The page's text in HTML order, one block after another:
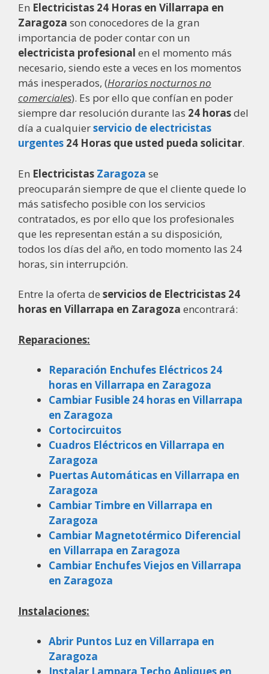
En Electricistas 24 Horas en Villarrapa en
Zaragoza son conocedores de la gran
importancia de poder contar con un
electricista profesional en el momento más
necesario, siendo este a veces en los momentos
más inesperados, (Horarios nocturnos no
comerciales). Es por ello que confían en poder
siempre dar resolución durante las 24 horasdel
día a cualquierservicio de electricistas
urgentes 24 Horas que usted pueda solicitar.
En Electricistas Zaragoza se
preocuparán siempre de que el cliente quede lo
más satisfecho posible con los servicios
contratados, es por ello que los profesionales
que les representan están a su disposición,
todos los días del año, en todo momento las 24
horas, sin interrupción.
Entre la oferta de servicios de Electricistas 24
horas en Villarrapa en Zaragoza encontrará:
Reparaciones:
Reparación Enchufes Eléctricos 24
horas en Villarrapa en Zaragoza
Cambiar Fusible 24 horas en Villarrapa
en Zaragoza
Cortocircuitos
Cuadros Eléctricos en Villarrapa en
Zaragoza
Puertas Automáticas en Villarrapa en
Zaragoza
Cambiar Timbre en Villarrapa en
Zaragoza
Cambiar Magnetotérmico Diferencial
en Villarrapa en Zaragoza
Cambiar Enchufes Viejos en Villarrapa
en Zaragoza
Instalaciones:
Abrir Puntos Luz en Villarrapa en
Zaragoza